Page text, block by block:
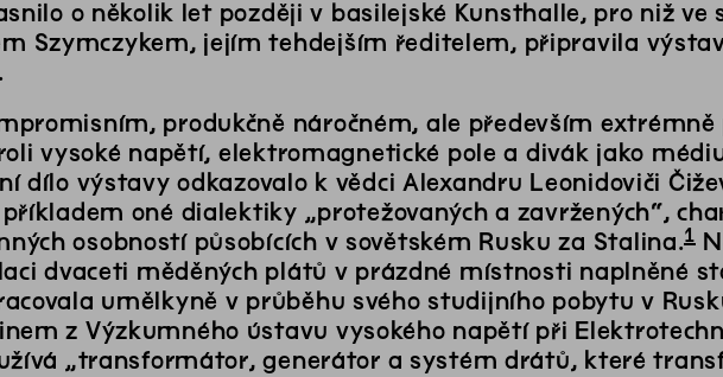
o několik let později v basilejské Kunsthalle, pro niž ve
Szymczykem, jejím tehdejším ředitelem, připravila
produkčně náročném, ale především
vysoké napětí, elektromagnetické pole a divák jako
dílo výstavy odkazovalo k vědci Alexandru Leonidoviči
oné dialektiky „protežovaných a zavržených“,
osobností působících v sovětském Rusku za Stalina.1
dvaceti měděných plátů v prázdné místnosti naplněné
umělkyně v průběhu svého studijního pobytu v
z Výzkumného ústavu vysokého napětí při
„transformátor, generátor a systém drátů, které